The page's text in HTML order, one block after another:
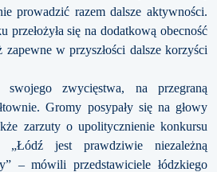
prowadzić razem dalsze aktywności.
przełożyła się na dodatkową obecność
w przyszłości dalsze korzyści
zwycięstwa, na przegraną
Gromy posypały się na głowy
zarzuty o upolitycznienie konkursu
jest prawdziwie niezależną
– mówili przedstawiciele łódzkiego